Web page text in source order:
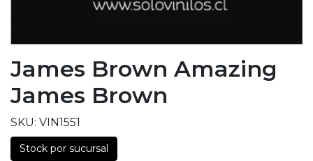
James Brown Amazing
James Brown
SKU: VIN1551
Stock por sucursal